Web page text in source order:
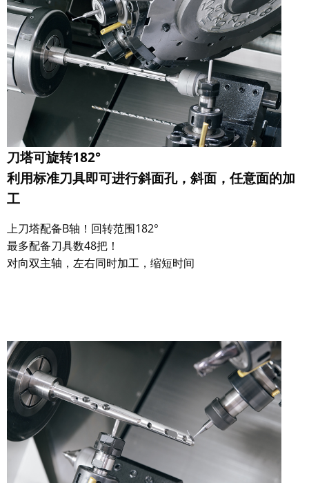
刀塔可旋转182°
利用标准刀具即可进行斜面孔，斜面，任意面的加
工
上刀塔配备B轴！回转范围182°
最多配备刀具数48把！
对向双主轴，左右同时加工，缩短时间